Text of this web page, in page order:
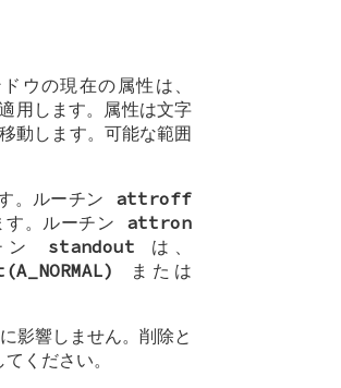
ウの現在の属性は、
用します。属性は文字
動します。可能な範囲
。ルーチン attroff
す。ルーチン attron
ン standout は、
または
影響しません。削除と
ください。